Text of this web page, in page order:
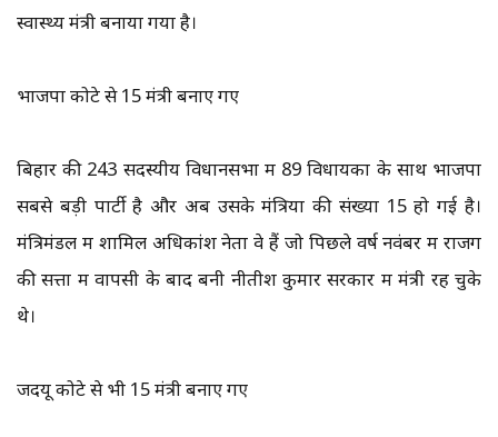
स्वास्थ्य मंत्री बनाया गया है।
भाजपा कोटे से 15 मंत्री बनाए गए
बिहार की 243 सदस्यीय विधानसभा में 89 विधायकों के साथ भाजपा
सबसे बड़ी पार्टी है और अब उसके मंत्रियों की संख्या 15 हो गई है।
मंत्रिमंडल में शामिल अधिकांश नेता वे हैं जो पिछले वर्ष नवंबर में राजग
की सत्ता में वापसी के बाद बनी नीतीश कुमार सरकार में मंत्री रह चुके
थे।
जदयू कोटे से भी 15 मंत्री बनाए गए